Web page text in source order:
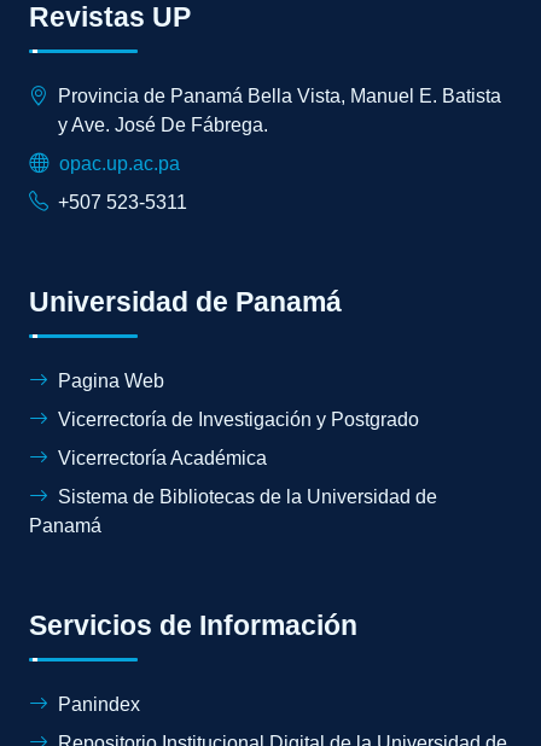
Revistas UP
Provincia de Panamá Bella Vista, Manuel E. Batista
y Ave. José De Fábrega.
opac.up.ac.pa
+507 523-5311
Universidad de Panamá
Pagina Web
Vicerrectoría de Investigación y Postgrado
Vicerrectoría Académica
Sistema de Bibliotecas de la Universidad de
Panamá
Servicios de Información
Panindex